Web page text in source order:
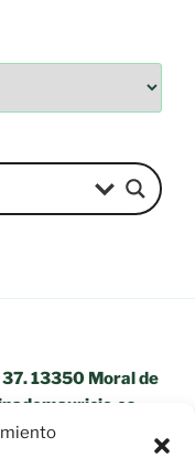
13350 Moral de